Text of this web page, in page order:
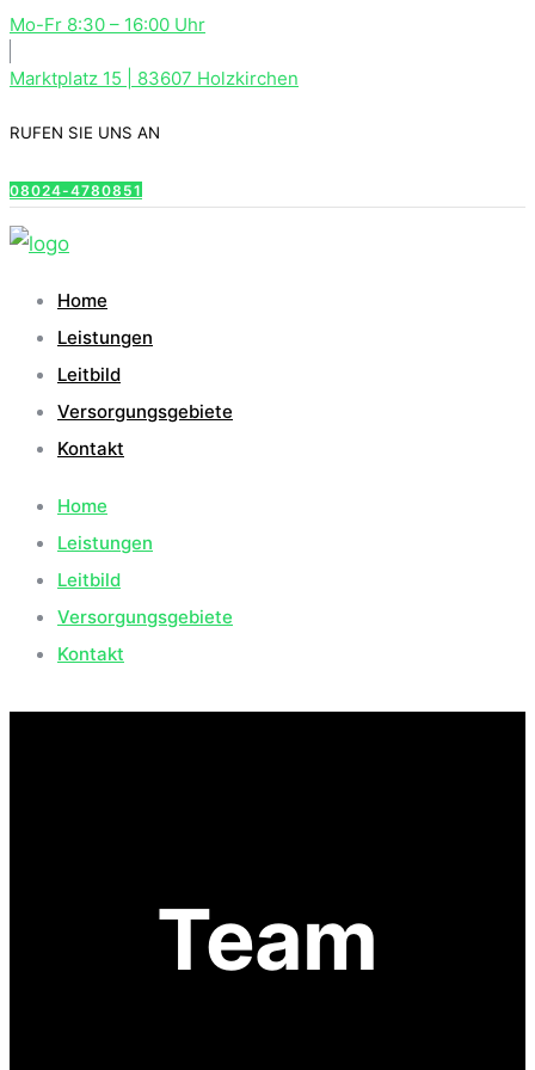
Mo-Fr 8:30 – 16:00 Uhr
Marktplatz 15 | 83607 Holzkirchen
RUFEN SIE UNS AN
08024-4780851
Home
Leistungen
Leitbild
Versorgungsgebiete
Kontakt
Home
Leistungen
Leitbild
Versorgungsgebiete
Kontakt
Team